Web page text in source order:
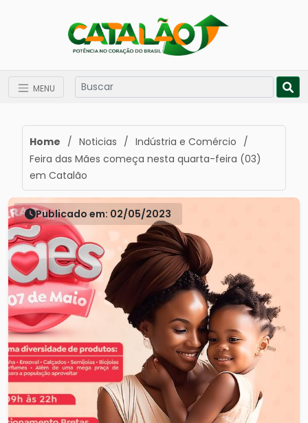
MENU
Home / Noticias / Indústria e Comércio /
Feira das Mães começa nesta quarta-feira (03)
em Catalão
Publicado em: 02/05/2023